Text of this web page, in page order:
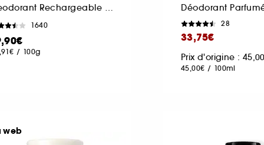
1640
/ 100g
Déodorant
28
33,75€
Prix d'origine :
45,00€ / 100ml
web